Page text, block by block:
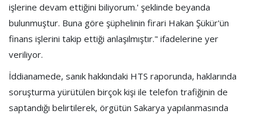
işlerine devam ettiğini biliyorum.' şeklinde beyanda
bulunmuştur. Buna göre şüphelinin firari Hakan Şükür'ün
finans işlerini takip ettiği anlaşılmıştır." ifadelerine yer
veriliyor.
İddianamede, sanık hakkındaki HTS raporunda, haklarında
soruşturma yürütülen birçok kişi ile telefon trafiğinin de
saptandığı belirtilerek, örgütün Sakarya yapılanmasında